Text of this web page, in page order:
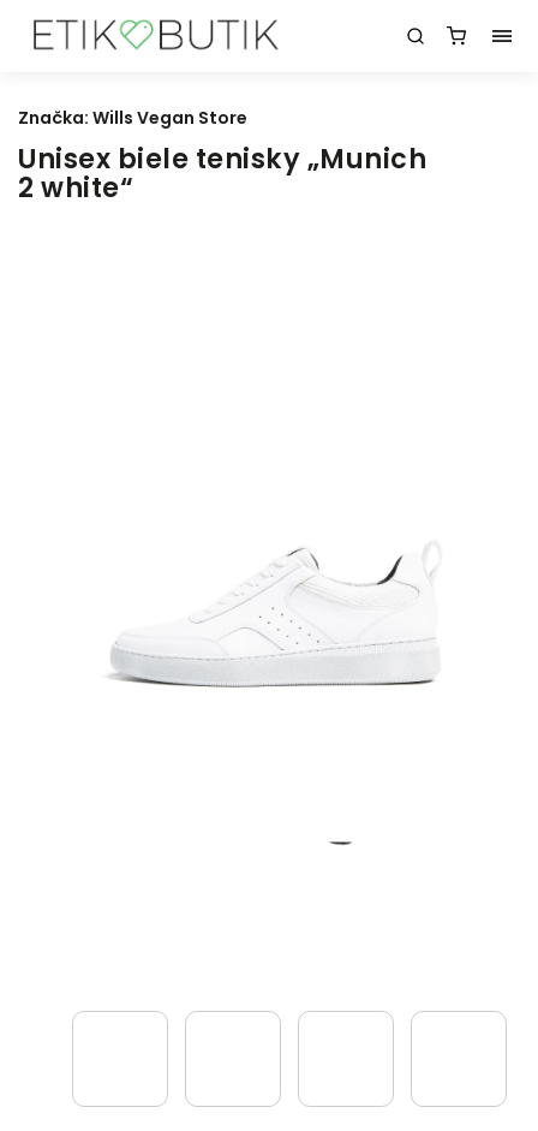
Unisex biele tenisky „Munich
2 white“
Značka: Wills Vegan Store